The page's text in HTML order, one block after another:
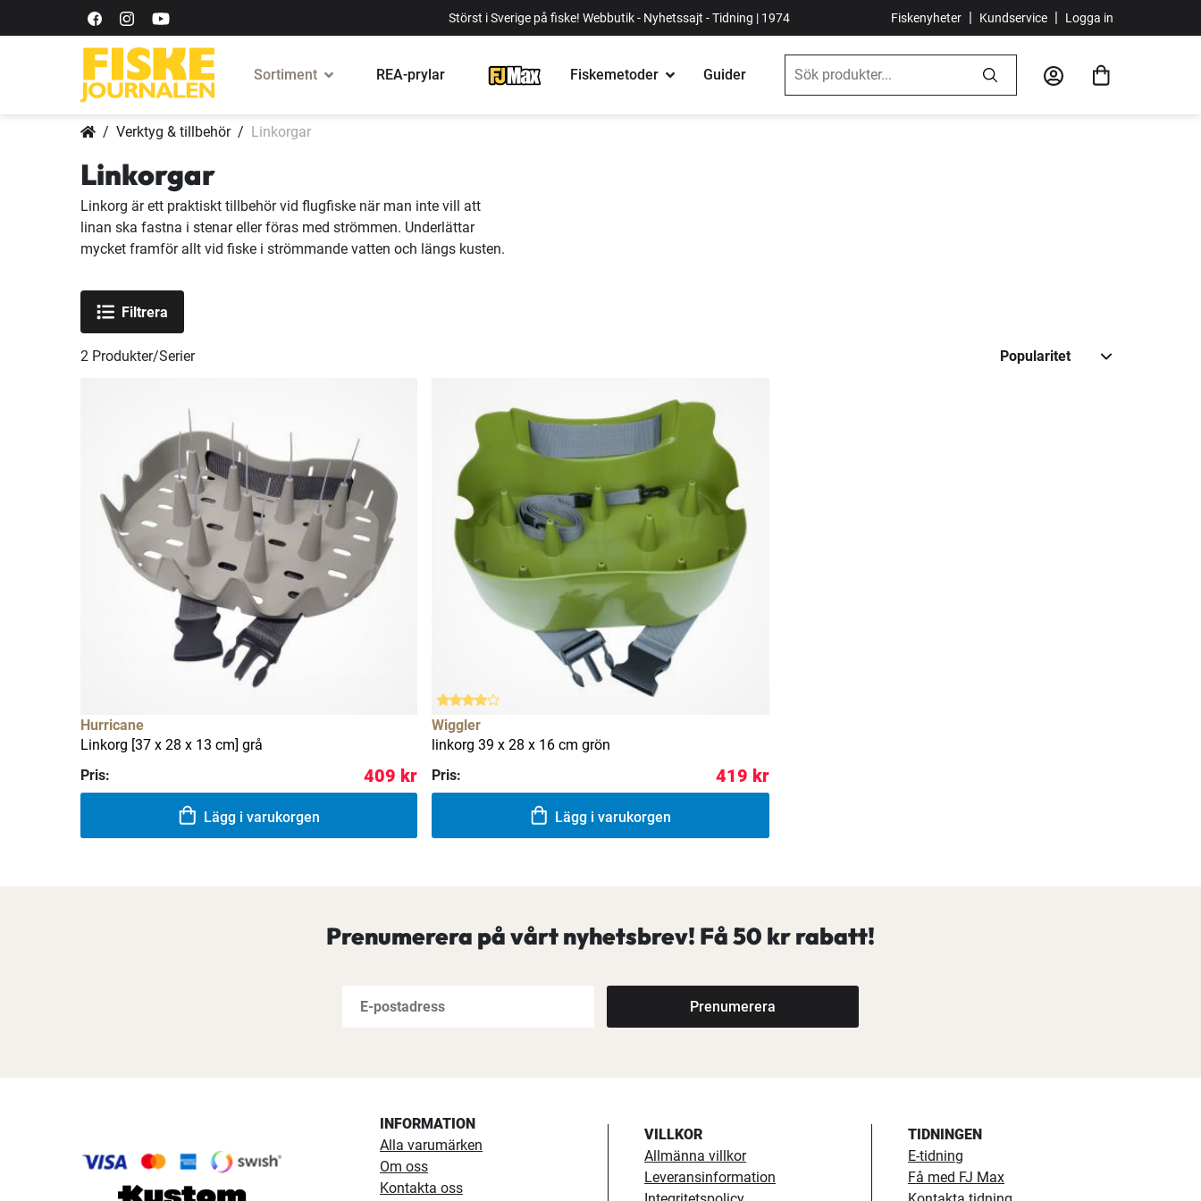
Störst i Sverige på fiske! Webbutik - Nyhetssajt - Tidning | 1974 Fiskenyheter | Kundservice | Logga in
Sortiment REA-prylar Fiskemetoder Guider
Verktyg & tillbehör Linkorgar
Linkorgar
Linkorg är ett praktiskt tillbehör vid flugfiske när man inte vill att
linan ska fastna i stenar eller föras med strömmen. Underlättar
mycket framför allt vid fiske i strömmande vatten och längs kusten.
2 Produkter/Serier
Hurricane
Linkorg [37 x 28 x 13 cm] grå
Pris:
409 kr
Lägg i varukorgen
Wiggler
linkorg 39 x 28 x 16 cm grön
Pris:
419 kr
Lägg i varukorgen
Filtrera
Prenumerera på vårt nyhetsbrev! Få50 kr rabatt!
Prenumerera
INFORMATION
Alla varumärken
Om oss
Kontakta oss
VILLKOR
Allmänna villkor
Leveransinformation
TIDNINGEN
E-tidning
Få med FJ Max